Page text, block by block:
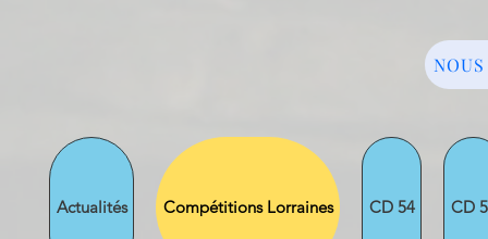
Actualités Compétitions Lorraines CD 54 CD